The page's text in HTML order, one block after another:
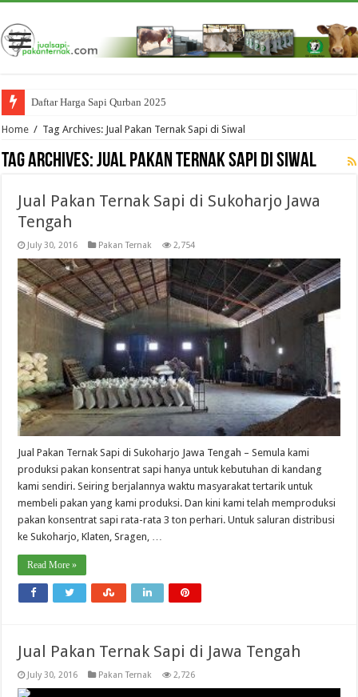
Daftar Harga Sapi Qurban 2025
Home / Tag Archives: Jual Pakan Ternak Sapi di Siwal
Tag Archives:Jual Pakan Ternak Sapi di Siwal
Jual Pakan Ternak Sapi di Sukoharjo Jawa
Tengah
July 30, 2016 Pakan Ternak 2,754
Jual Pakan Ternak Sapi di Sukoharjo Jawa Tengah – Semula kami
produksi pakan konsentrat sapi hanya untuk kebutuhan di kandang
kami sendiri. Seiring berjalannya waktu masyarakat tertarik untuk
membeli pakan yang kami produksi. Dan kini kami telah memproduksi
pakan konsentrat sapi rata-rata 3 ton perhari. Untuk saluran distribusi
ke Sukoharjo, Klaten, Sragen, …
Read More »
Jual Pakan Ternak Sapi di Jawa Tengah
July 30, 2016 Pakan Ternak 2,726